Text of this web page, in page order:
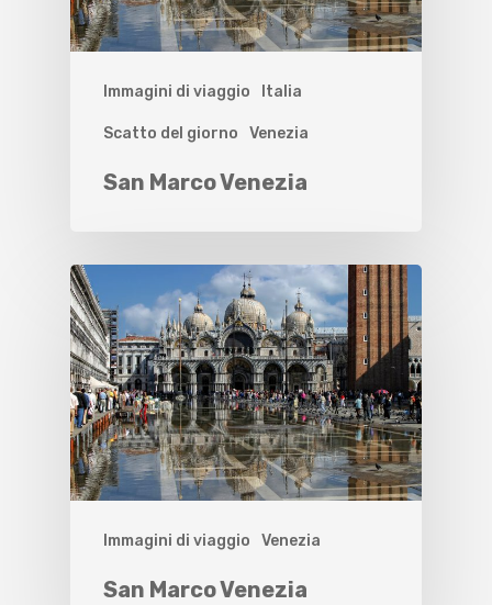
Immagini di viaggio Italia
Scatto del giorno Venezia
San Marco Venezia
Immagini di viaggio Venezia
San Marco Venezia